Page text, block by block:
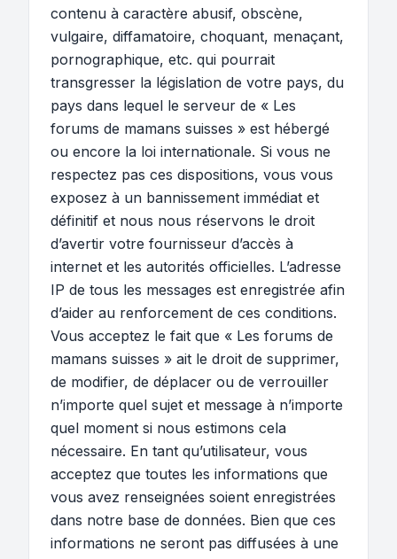
contenu à caractère abusif, obscène,
vulgaire, diffamatoire, choquant, menaçant,
pornographique, etc. qui pourrait
transgresser la législation de votre pays, du
pays dans lequel le serveur de « Les
forums de mamans suisses » est hébergé
ou encore la loi internationale. Si vous ne
respectez pas ces dispositions, vous vous
exposez à un bannissement immédiat et
définitif et nous nous réservons le droit
d’avertir votre fournisseur d’accès à
internet et les autorités officielles. L’adresse
IP de tous les messages est enregistrée afin
d’aider au renforcement de ces conditions.
Vous acceptez le fait que « Les forums de
mamans suisses » ait le droit de supprimer,
de modifier, de déplacer ou de verrouiller
n’importe quel sujet et message à n’importe
quel moment si nous estimons cela
nécessaire. En tant qu’utilisateur, vous
acceptez que toutes les informations que
vous avez renseignées soient enregistrées
dans notre base de données. Bien que ces
informations ne seront pas diffusées à une